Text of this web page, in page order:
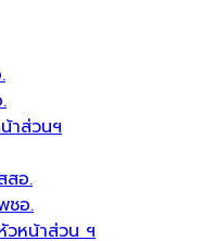
าส่วนฯ
สอ.
ชอ.
วหน้าส่วน ฯ